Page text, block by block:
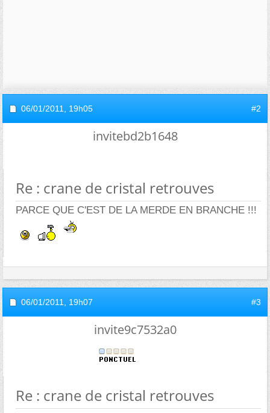
06/01/2011, 19h05 #2
invitebd2b1648
Re : crane de cristal retrouves
PARCE QUE C'EST DE LA MERDE EN BRANCHE !!!
06/01/2011, 19h07 #3
invite9c7532a0
Re : crane de cristal retrouves